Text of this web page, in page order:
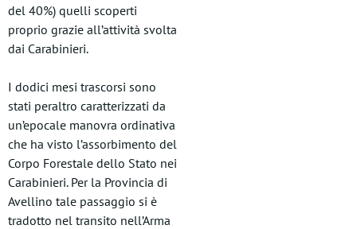
del 40%) quelli scoperti
proprio grazie all’attività svolta
dai Carabinieri.
I dodici mesi trascorsi sono
stati peraltro caratterizzati da
un’epocale manovra ordinativa
che ha visto l’assorbimento del
Corpo Forestale dello Stato nei
Carabinieri. Per la Provincia di
Avellino tale passaggio si è
tradotto nel transito nell’Arma